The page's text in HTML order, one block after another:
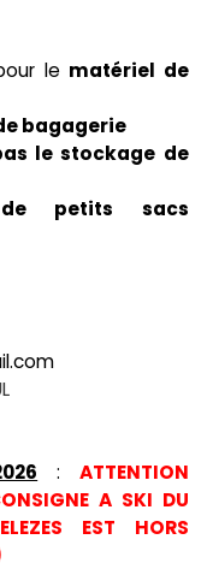
le matériel de
bagagerie
le stockage de
de petits sacs
: ATTENTION
A SKI DU
EST HORS